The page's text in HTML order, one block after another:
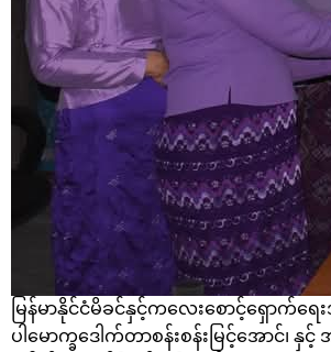
မြန်မာနိုင်ငံမိခင်နှင့်ကလေးစောင့်ရှောက်ရေ
ပါမောက္ခဒေါက်တာစန်းစန်းမြင့်အောင်၊ နှင့်